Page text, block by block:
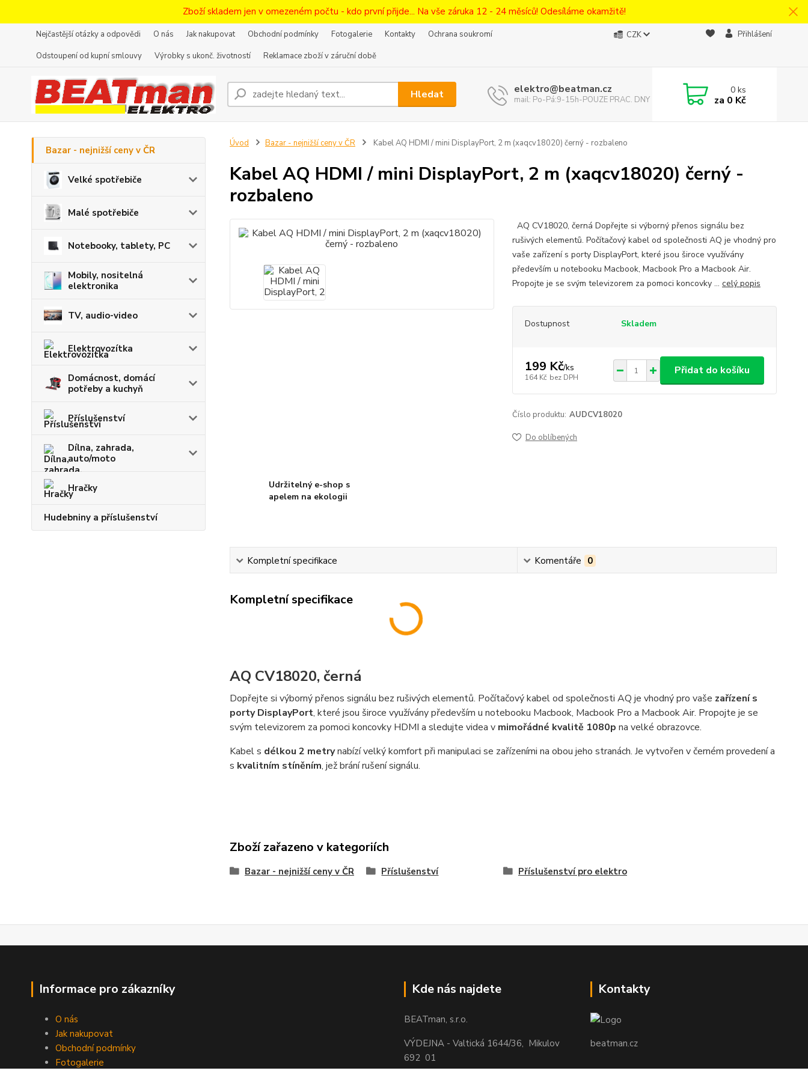
Zboží skladem jen v omezeném počtu - kdo první přijde... Na vše záruka 12 - 24 měsíců! Odesíláme okamžitě!
Nejčastější otázky a odpovědi O nás Jak nakupovat Obchodní podmínky Fotogalerie Kontakty
Ochrana soukromí
Odstoupení od kupní smlouvy
Výrobky s ukonč. životností Reklamace zboží v záruční době
CZK Přihlášení
Hledat elektro@beatman.cz
mail: Po-Pá:9-15h-POUZE PRAC. DNY
0ks
za 0 Kč
Bazar - nejnižší ceny v ČR
Velké spotřebiče
Malé spotřebiče
Notebooky, tablety, PC
Mobily, nositelná
elektronika
TV, audio-video
Elektrovozítka
Domácnost, domácí
potřeby a kuchyň
Příslušenství
Dílna, zahrada,
auto/moto
Hračky
Hudebniny a příslušenství
Úvod Bazar - nejnižší ceny v ČR Kabel AQ HDMI / mini DisplayPort, 2 m (xaqcv18020) černý - rozbaleno
Kabel AQ HDMI / mini DisplayPort, 2 m (xaqcv18020) černý -
rozbaleno
AQ CV18020, černá Dopřejte si výborný přenos signálu bez
rušivých elementů. Počítačový kabel od společnosti AQ je vhodný pro
vaše zařízení s porty DisplayPort, které jsou široce využívány
především u notebooku Macbook, Macbook Pro a Macbook Air.
Propojte je se svým televizorem za pomoci koncovky ... celý popis
Dostupnost Skladem
199 Kč/ks
164 Kč bez DPH
Přidat do košíku
Číslo produktu: AUDCV18020
Do oblíbených
Udržitelný e-shop s
apelem na ekologii
Kompletní specifikace Komentáře 0
Kompletní specifikace
AQ CV18020, černá
Dopřejte si výborný přenos signálu bez rušivých elementů. Počítačový kabel od společnosti AQ je vhodný pro vaše zařízení s
porty DisplayPort, které jsou široce využívány především u notebooku Macbook, Macbook Pro a Macbook Air. Propojte je se
svým televizorem za pomoci koncovky HDMI a sledujte videa v mimořádné kvalitě 1080p na velké obrazovce.
Kabel s délkou 2 metrynabízí velký komfort při manipulaci se zařízeními na obou jeho stranách. Je vytvořen v černém provedení a
s kvalitním stíněním, jež brání rušení signálu.
Zboží zařazeno v kategoriích
Bazar - nejnižší ceny v ČR Příslušenství Příslušenství pro elektro
Informace pro zákazníky
O nás
Jak nakupovat
Obchodní podmínky
Fotogalerie
Kde nás najdete
BEATman, s.r.o.
VÝDEJNA - Valtická 1644/36, Mikulov
692 01
Kontakty
beatman.cz